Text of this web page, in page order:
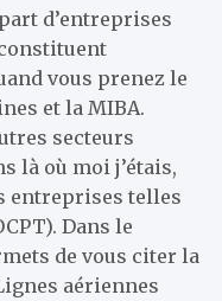
d’entreprises
vous prenez le
et la MIBA.
secteurs
là où moi j’étais,
entreprises telles
Dans le
de vous citer la
aériennes